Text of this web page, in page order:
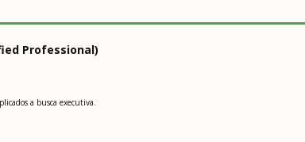
Professional)
a busca executiva.